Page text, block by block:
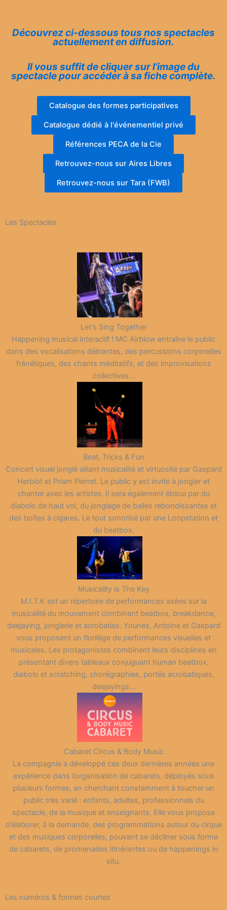
Découvrez ci-dessous tous nos spectacles
actuellement en diffusion.
Il vous suffit de cliquer sur l’image du
spectacle pour accéder à sa fiche complète.
Catalogue des formes participatives
Catalogue dédié à l'événementiel privé
Références PECA de la Cie
Retrouvez-nous sur Aires Libres
Retrouvez-nous sur Tara (FWB)
Les Spectacles
Let's Sing Together
Happening musical interactif ! MC Airblow entraîne le public
dans des vocalisations délirantes, des percussions corporelles
frénétiques, des chants méditatifs, et des improvisations
collectives…
Beat, Tricks & Fun
Concert visuel jonglé alliant musicalité et virtuosité par Gaspard
Herblot et Priam Pierret. Le public y est invité à jongler et
chanter avec les artistes. Il sera également ébloui par du
diabolo de haut vol, du jonglage de balles rebondissantes et
des boîtes à cigares. Le tout sonorisé par une Loopstation et
du beatbox.
Musicality is The Key
M.I.T.K est un répertoire de performances axées sur la
musicalité du mouvement combinant beatbox, breakdance,
deejaying, jonglerie et acrobaties. Younes, Antoine et Gaspard
vous proposent un florilège de performances visuelles et
musicales. Les protagonistes combinent leurs disciplines en
présentant divers tableaux conjuguant human beatbox,
diabolo et scratching, chorégraphies, portés acrobatiques,
deejayings…
Cabaret Circus & Body Music
La compagnie a développé ces deux dernières années une
expérience dans l’organisation de cabarets, déployés sous
plusieurs formes, en cherchant constamment à toucher un
public très varié : enfants, adultes, professionnels du
spectacle, de la musique et enseignants. Elle vous propose
d’élaborer, à la demande, des programmations autour du cirque
et des musiques corporelles, pouvant se décliner sous forme
de cabarets, de promenades itinérantes ou de happenings in
situ.
Les numéros & formes courtes